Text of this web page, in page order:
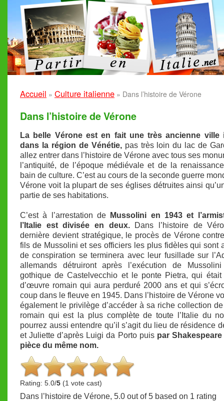
Accueil » Culture italienne » Dans l’histoire de Vérone
Dans l’histoire de Vérone
La belle Vérone est en fait une très ancienne ville
dans la région de Vénétie, pas très loin du lac de
allez entrer dans l’histoire de Vérone avec tous ses
l’antiquité, de l’époque médiévale et de la
bain de culture. C’est au cours de la seconde guerre
Vérone voit la plupart de ses églises détruites ainsi
partie de ses habitations.
C’est à l’arrestation de Mussolini en 1943 et
l’Italie est divisée en deux. Dans l’histoire de
dernière devient stratégique, le procès de Vérone
fils de Mussolini et ses officiers les plus fidèles qui sont
de conspiration se terminera avec leur fusillade sur
allemands détruiront après l’exécution de
gothique de Castelvecchio et le ponte Pietra, qui était
d’œuvre romain qui aura perduré 2000 ans et qui
coup dans le fleuve en 1945. Dans l’histoire de Vérone
également le privilège d’accéder à sa riche collection
romain qui est la plus complète de toute l’Italie du
pourrez aussi entendre qu’il s’agit du lieu de résidence
et Juliette d’après Luigi da Porto puis par
pièce du même nom.
Rating: 5.0/5 (1 vote cast)
Dans l’histoire de Vérone, 5.0 out of5 based on 1 rating